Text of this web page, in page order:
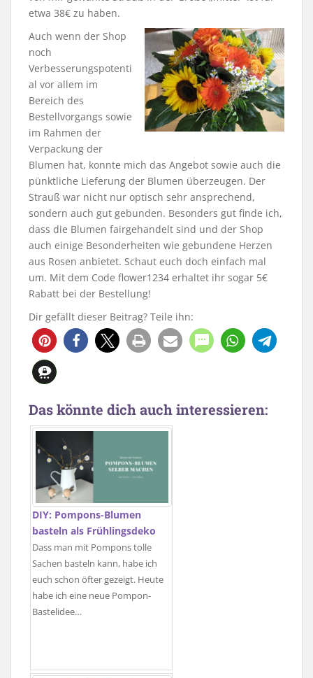
etwa 38€ zu haben.
Auch wenn der Shop
noch
Verbesserungspotenti
al vor allem im
Bereich des
Bestellvorgangs sowie
im Rahmen der
Verpackung der
Blumen hat, konnte mich das Angebot sowie auch die
pünktliche Lieferung der Blumen überzeugen. Der
Strauß war nicht nur optisch sehr ansprechend,
sondern auch gut gebunden. Besonders gut finde ich,
dass die Blumen fairgehandelt sind und der Shop
auch einige Besonderheiten wie gebundene Herzen
aus Rosen anbietet. Schaut euch doch einfach mal
um. Mit dem Code flower1234 erhaltet ihr sogar 5€
Rabatt bei der Bestellung!
Dir gefällt dieser Beitrag? Teile ihn:
Das könnte dich auch interessieren:
DIY: Pompons-Blumen
basteln als Frühlingsdeko
Dass man mit Pompons tolle
Sachen basteln kann, habe ich
euch schon öfter gezeigt. Heute
habe ich eine neue Pompon-
Bastelidee…